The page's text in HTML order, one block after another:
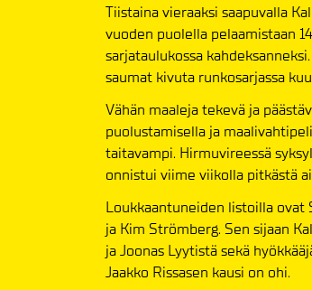
Tiistaina vieraaksi saapuvalla
vuoden puolella pelaamistaan
sarjataulukossa
saumat kivuta runkosarjassa
Vähän maaleja tekevä ja
puolustamisella ja
taitavampi. Hirmuvireessä
onnistui viime viikolla pitkästä
Loukkaantuneiden listoilla
ja Kim Strömberg. Sen sijaan
ja Joonas Lyytistä sekä
Jaakko Rissasen kausi on ohi.